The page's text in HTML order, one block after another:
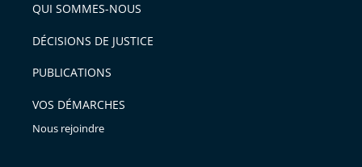
QUI SOMMES-NOUS
DÉCISIONS DE JUSTICE
PUBLICATIONS
VOS DÉMARCHES
Nous rejoindre